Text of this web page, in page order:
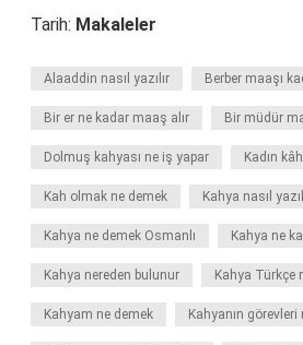
Tarih: Makaleler
Alaaddin nasıl yazılır Berber maaşı
Bir er ne kadar maaş alır Bir müdür
Dolmuş kahyası ne iş yapar Kadın
Kah olmak ne demek Kahya nasıl
Kahya ne demek Osmanlı Kahya ne
Kahya nereden bulunur Kahya Türkçe
Kahyam ne demek Kahyanın görevleri